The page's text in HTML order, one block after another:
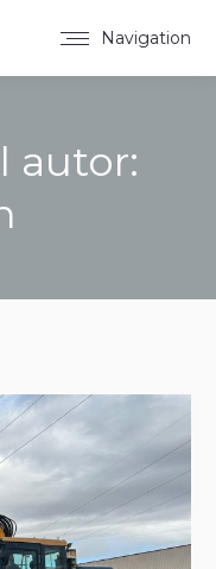
Navigation
autor: